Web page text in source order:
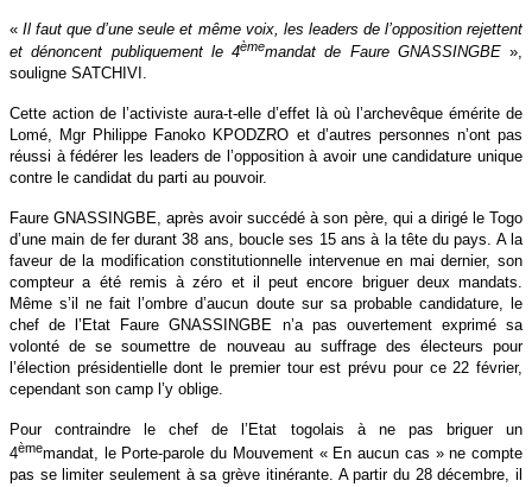
«Il faut que d’une seule et même voix, les leaders de l’opposition rejettent
et dénoncent publiquement le 4èmemandat de Faure GNASSINGBE»,
souligne SATCHIVI.
Cette action de l’activiste aura-t-elle d’effet là où l’archevêque émérite de
Lomé, Mgr Philippe Fanoko KPODZRO et d’autres personnes n’ont pas
réussi à fédérer les leaders de l’opposition à avoir une candidature unique
contre le candidat du parti au pouvoir.
Faure GNASSINGBE, après avoir succédé à son père, qui a dirigé le Togo
d’une main de fer durant 38 ans, boucle ses 15 ans à la tête du pays. A la
faveur de la modification constitutionnelle intervenue en mai dernier, son
compteur a été remis à zéro et il peut encore briguer deux mandats.
Même s’il ne fait l’ombre d’aucun doute sur sa probable candidature, le
chef de l’Etat Faure GNASSINGBE n’a pas ouvertement exprimé sa
volonté de se soumettre de nouveau au suffrage des électeurs pour
l’élection présidentielle dont le premier tour est prévu pour ce 22 février,
cependant son camp l’y oblige.
Pour contraindre le chef de l’Etat togolais à ne pas briguer un
4èmemandat, le Porte-parole du Mouvement « En aucun cas » ne compte
pas se limiter seulement à sa grève itinérante. A partir du 28 décembre, il